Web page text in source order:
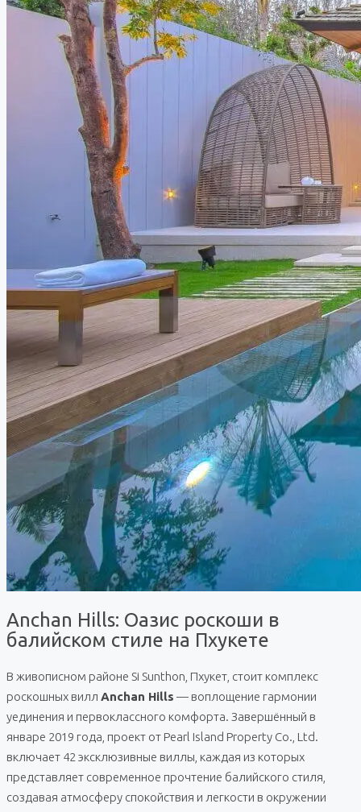
Anchan Hills: Оазис роскоши в
балийском стиле на Пхукете
В живописном районе Si Sunthon, Пхукет, стоит комплекс
роскошных вилл Anchan Hills — воплощение гармонии
уединения и первоклассного комфорта. Завершённый в
январе 2019 года, проект от Pearl Island Property Co., Ltd.
включает 42 эксклюзивные виллы, каждая из которых
представляет современное прочтение балийского стиля,
создавая атмосферу спокойствия и легкости в окружении